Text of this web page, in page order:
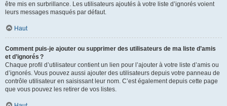
être mis en surbrillance. Les utilisateurs ajoutés à votre liste d’ignorés voient
leurs messages masqués par défaut.
Haut
Comment puis-je ajouter ou supprimer des utilisateurs de ma liste d’amis
et d’ignorés ?
Chaque profil d’utilisateur contient un lien pour l’ajouter à votre liste d’amis ou
d’ignorés. Vous pouvez aussi ajouter des utilisateurs depuis votre panneau de
contrôle utilisateur en saisissant leur nom. C’est également depuis cette page
que vous pouvez les retirer de vos listes.